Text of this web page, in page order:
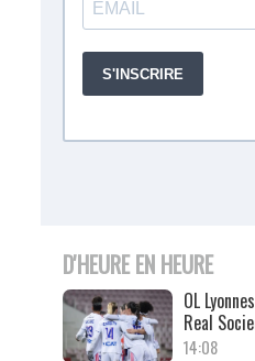
D'HEURE EN HEURE
OL
Real
14:08